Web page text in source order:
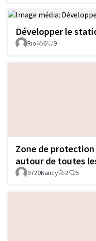
Développer le
Rio 6 9
Zone de
autour de toutes
9720Nancy 2 6